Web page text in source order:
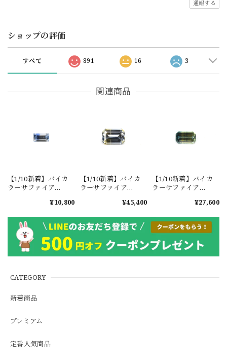
CATEGORY
新着商品
プレミアム
定番人気商品
通報する
ショップの評価
すべて 891 16 3
関連商品
【1/10新着】バイカ
ラーサファイア
¥10,800
【1/10新着】バイカ
ラーサファイア
¥45,400
【1/10新着】バイカ
ラーサファイア
¥27,600